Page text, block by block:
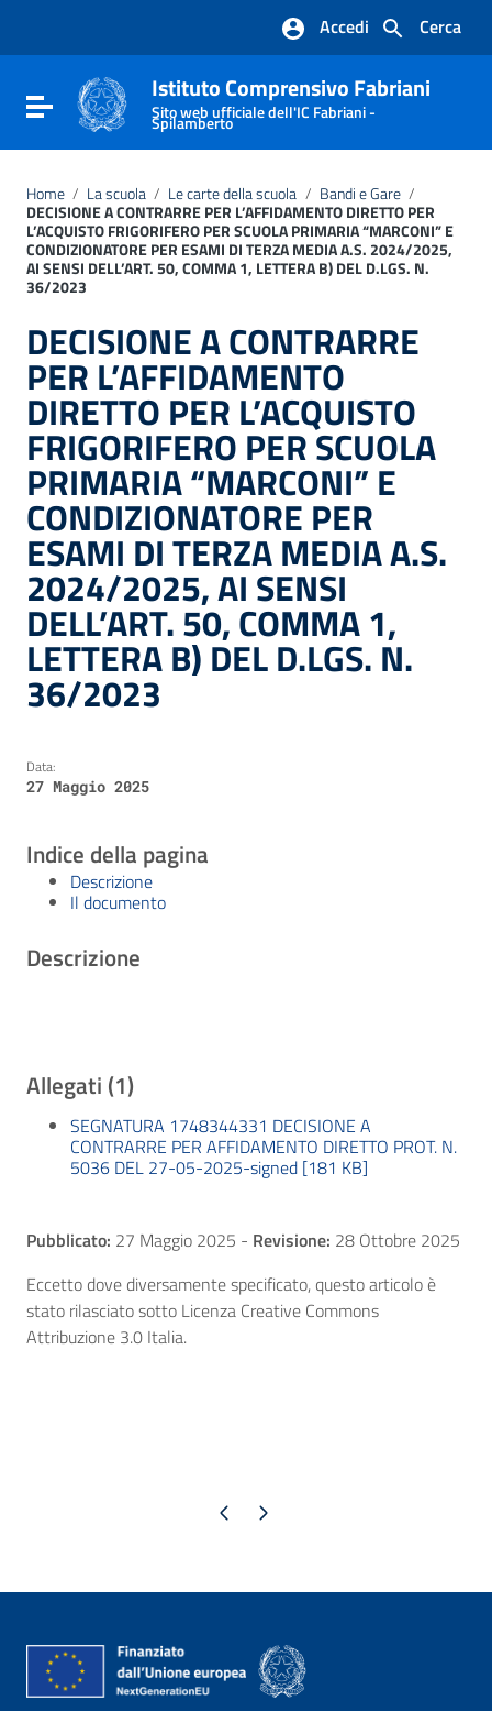
Vai al footer
Cerca
Accedi
Attiva / disattiva la navigazione
Istituto Comprensivo Fabriani
Sito web ufficiale dell'IC Fabriani -
Spilamberto
Home / La scuola / Le carte della scuola / Bandi e Gare /
DECISIONE A CONTRARRE PER L’AFFIDAMENTO DIRETTO PER
L’ACQUISTO FRIGORIFERO PER SCUOLA PRIMARIA “MARCONI” E
CONDIZIONATORE PER ESAMI DI TERZA MEDIA A.S. 2024/2025,
AI SENSI DELL’ART. 50, COMMA 1, LETTERA B) DEL D.LGS. N.
36/2023
DECISIONE A CONTRARRE
PER L’AFFIDAMENTO
DIRETTO PER L’ACQUISTO
FRIGORIFERO PER SCUOLA
PRIMARIA “MARCONI” E
CONDIZIONATORE PER
ESAMI DI TERZA MEDIA A.S.
2024/2025, AI SENSI
DELL’ART. 50, COMMA 1,
LETTERA B) DEL D.LGS. N.
36/2023
Data:
27 Maggio 2025
Indice della pagina
Descrizione
Il documento
Descrizione
Allegati (1)
SEGNATURA 1748344331 DECISIONE A
CONTRARRE PER AFFIDAMENTO DIRETTO PROT. N.
5036 DEL 27-05-2025-signed [181 KB]
Pubblicato: 27 Maggio 2025 - Revisione: 28 Ottobre 2025
Eccetto dove diversamente specificato, questo articolo è
stato rilasciato sotto Licenza Creative Commons
Attribuzione 3.0 Italia.
Pagina precedente
Pagina successiva